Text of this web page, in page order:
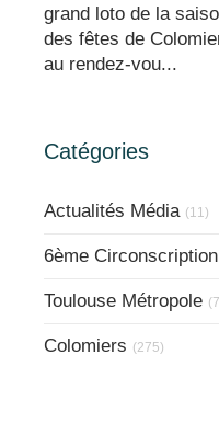
grand loto de la
des fêtes de
au rendez-vou...
Catégories
Actualités Média (11)
6ème Circonscription
Toulouse Métropole
Colomiers (275)